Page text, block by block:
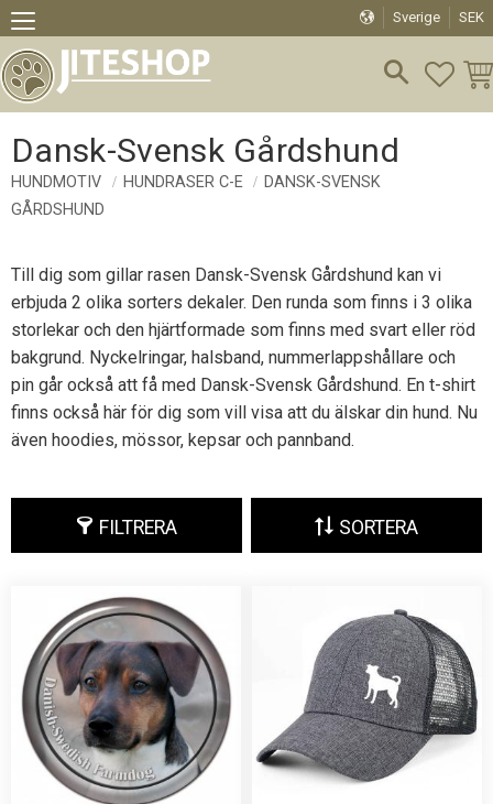
Meny
Sverige SEK
Dansk-Svensk Gårdshund
HUNDMOTIV HUNDRASER C-E
DANSK-SVENSK
GÅRDSHUND
Till dig som gillar rasen Dansk-Svensk Gårdshund kan vi
erbjuda 2 olika sorters dekaler. Den runda som finns i 3 olika
storlekar och den hjärtformade som finns med svart eller röd
bakgrund. Nyckelringar, halsband, nummerlappshållare och
pin går också att få med Dansk-Svensk Gårdshund. En t-shirt
finns också här för dig som vill visa att du älskar din hund. Nu
även hoodies, mössor, kepsar och pannband.
FILTRERA SORTERA